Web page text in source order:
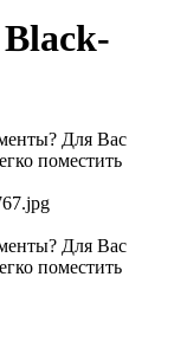
Для Вас
поместить
Для Вас
поместить